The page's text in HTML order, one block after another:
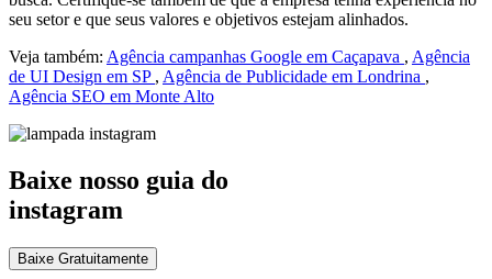
seu setor e que seus valores e objetivos estejam alinhados.
Veja também: Agência campanhas Google em Caçapava , Agência
de UI Design em SP , Agência de Publicidade em Londrina ,
Agência SEO em Monte Alto
Baixe nosso guia do
instagram
Baixe Gratuitamente